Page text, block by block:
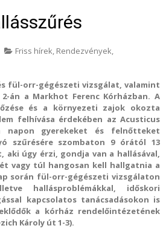
Friss hírek, Rendezvények,
fül-orr-gégészeti vizsgálat, valamint
án a Markhot Ferenc Kórházban. A
és a környezeti zajok okozta
felhívása érdekében az Acusticus
napon gyerekeket és felnőtteket
szűrésére szombaton 9 órától 13
aki úgy érzi, gondja van a hallásával,
vagy túl hangosan kell hallgatnia a
során fül-orr-gégészeti vizsgálaton
hallásproblémákkal, időskori
kapcsolatos tanácsadásokon is
a kórház rendelőintézetének
Károly út 1-3).